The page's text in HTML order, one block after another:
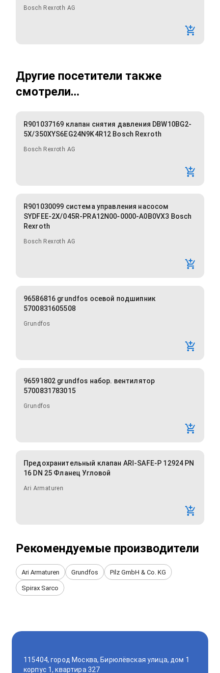
Bosch Rexroth AG
Другие посетители также
смотрели...
R901037169 клапан снятия давления DBW10BG2-
5X/350XYS6EG24N9K4R12 Bosch Rexroth
Bosch Rexroth AG
R901030099 система управления насосом
SYDFEE-2X/045R-PRA12N00-0000-A0B0VX3 Bosch
Rexroth
Bosch Rexroth AG
96586816 grundfos осевой подшипник
5700831605508
Grundfos
96591802 grundfos набор. вентилятор
5700831783015
Grundfos
Предохранительный клапан ARI-SAFE-P 12924 PN
16 DN 25 Фланец Угловой
Ari Armaturen
Рекомендуемые производители
Ari Armaturen Grundfos Pilz GmbH & Co. KG
Spirax Sarco
115404, город Москва, Бирюлёвская улица, дом 1
корпус 1, квартира 327